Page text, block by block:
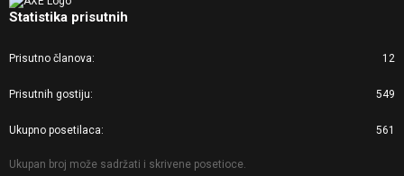
Statistika prisutnih
Prisutno članova 12
Prisutnih gostiju 549
Ukupno posetilaca 561
Ukupan broj može sadržati i skrivene posetioce.